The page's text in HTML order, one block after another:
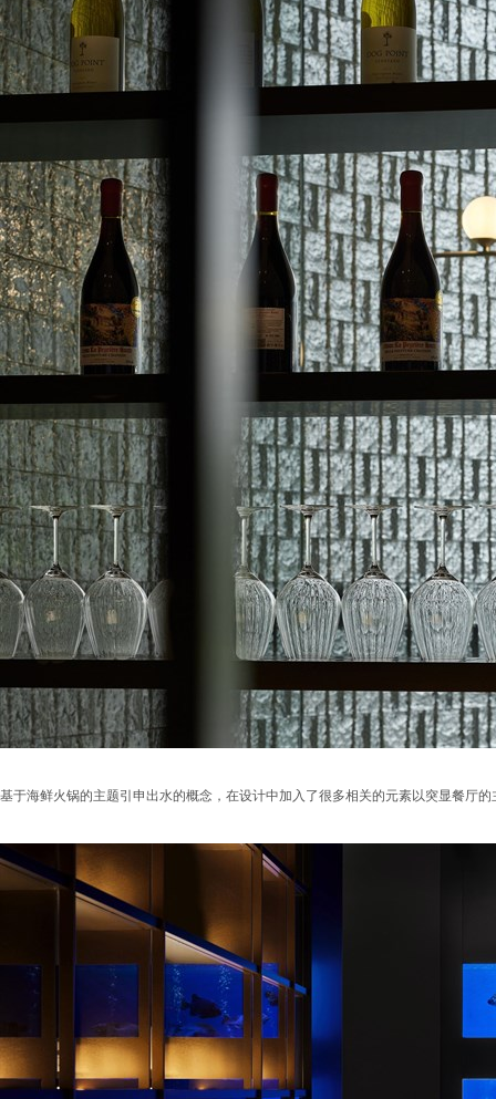
基于海鲜火锅的主题引申出水的概念，在设计中加入了很多相关的元素以突显餐厅的